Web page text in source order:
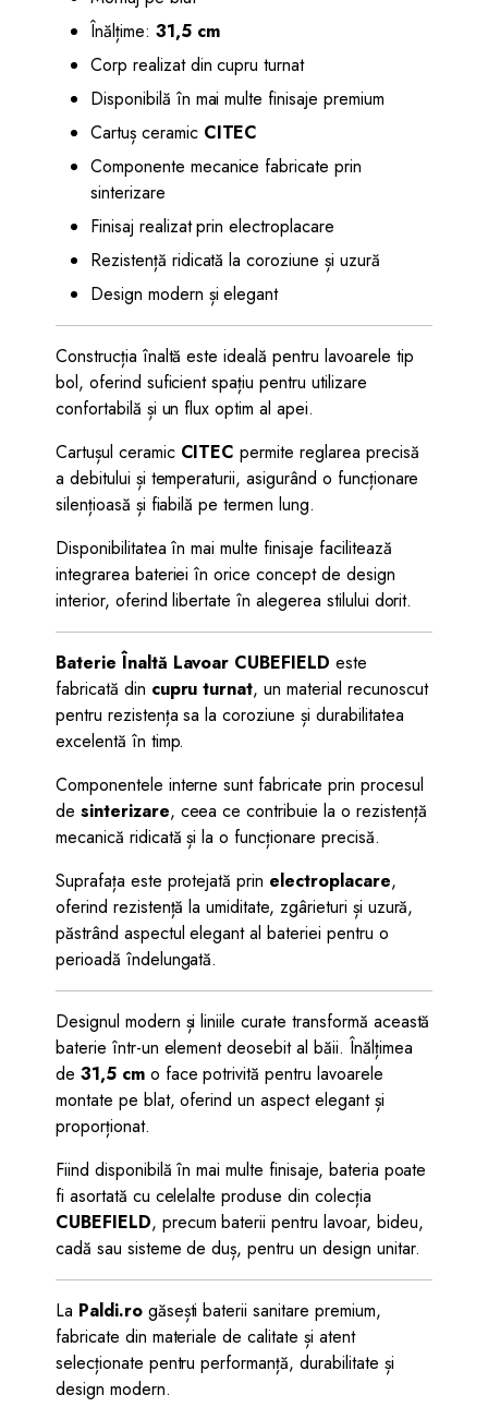
Înălțime: 31,5 cm
Corp realizat din cupru turnat
Disponibilă în mai multe finisaje premium
Cartuș ceramic CITEC
Componente mecanice fabricate prin
sinterizare
Finisaj realizat prin electroplacare
Rezistență ridicată la coroziune și uzură
Design modern și elegant
Construcția înaltă este ideală pentru lavoarele tip
bol, oferind suficient spațiu pentru utilizare
confortabilă și un flux optim al apei.
Cartușul ceramic CITEC permite reglarea precisă
a debitului și temperaturii, asigurând o funcționare
silențioasă și fiabilă pe termen lung.
Disponibilitatea în mai multe finisaje facilitează
integrarea bateriei în orice concept de design
interior, oferind libertate în alegerea stilului dorit.
Baterie Înaltă Lavoar CUBEFIELD este
fabricată din cupru turnat, un material recunoscut
pentru rezistența sa la coroziune și durabilitatea
excelentă în timp.
Componentele interne sunt fabricate prin procesul
de sinterizare, ceea ce contribuie la o rezistență
mecanică ridicată și la o funcționare precisă.
Suprafața este protejată prin electroplacare,
oferind rezistență la umiditate, zgârieturi și uzură,
păstrând aspectul elegant al bateriei pentru o
perioadă îndelungată.
Designul modern și liniile curate transformă această
baterie într-un element deosebit al băii. Înălțimea
de 31,5 cmo face potrivită pentru lavoarele
montate pe blat, oferind un aspect elegant și
proporționat.
Fiind disponibilă în mai multe finisaje, bateria poate
fi asortată cu celelalte produse din colecția
CUBEFIELD, precum baterii pentru lavoar, bideu,
cadă sau sisteme de duș, pentru un design unitar.
La Paldi.rogăsești baterii sanitare premium,
fabricate din materiale de calitate și atent
selecționate pentru performanță, durabilitate și
design modern.